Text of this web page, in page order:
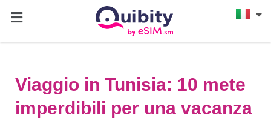
Viaggio in Tunisia: 10 mete
imperdibili per una vacanza